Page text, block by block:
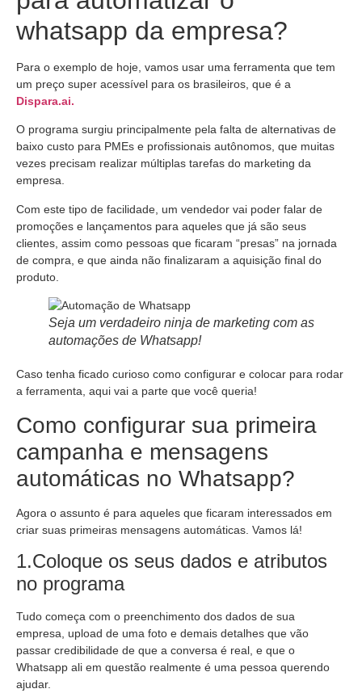
whatsapp da empresa?
Para o exemplo de hoje, vamos usar uma ferramenta que tem
um preço super acessível para os brasileiros, que é a
Dispara.ai.
O programa surgiu principalmente pela falta de alternativas de
baixo custo para PMEs e profissionais autônomos, que muitas
vezes precisam realizar múltiplas tarefas do marketing da
empresa.
Com este tipo de facilidade, um vendedor vai poder falar de
promoções e lançamentos para aqueles que já são seus
clientes, assim como pessoas que ficaram “presas” na jornada
de compra, e que ainda não finalizaram a aquisição final do
produto.
Seja um verdadeiro ninja de marketing com as
automações de Whatsapp!
Caso tenha ficado curioso como configurar e colocar para rodar
a ferramenta, aqui vai a parte que você queria!
Como configurar sua primeira
campanha e mensagens
automáticas no Whatsapp?
Agora o assunto é para aqueles que ficaram interessados em
criar suas primeiras mensagens automáticas. Vamos lá!
1.Coloque os seus dados e atributos
no programa
Tudo começa com o preenchimento dos dados de sua
empresa, upload de uma foto e demais detalhes que vão
passar credibilidade de que a conversa é real, e que o
Whatsapp ali em questão realmente é uma pessoa querendo
ajudar.